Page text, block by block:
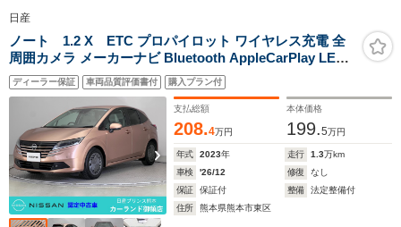
日産
ノート 1.2 X ETC プロパイロット ワイヤレス充電 全
周囲カメラ メーカーナビ Bluetooth AppleCarPlay LED
ヘッドライト
ディーラー保証 車両品質評価書付 購入プラン付
支払総額
208.4万円
本体価格
199.5万円
年式 2023年 走行 1.3万km
車検
'26/12 修復
なし
保証
保証付 整備
法定整備付
住所
熊本県熊本市東区